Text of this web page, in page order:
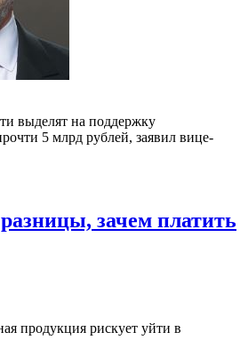
выделят на поддержку
5 млрд рублей, заявил вице-
зачем платить
продукция рискует уйти в